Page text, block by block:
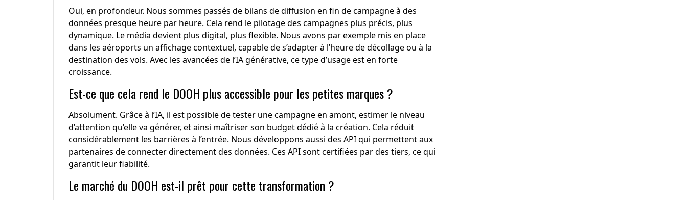
Oui, en profondeur. Nous sommes passés de bilans de diffusion en fin de campagne à des
données presque heure par heure. Cela rend le pilotage des campagnes plus précis, plus
dynamique. Le média devient plus digital, plus flexible. Nous avons par exemple mis en place
dans les aéroports un affichage contextuel, capable de s’adapter à l’heure de décollage ou à la
destination des vols. Avec les avancées de l’IA générative, ce type d’usage est en forte
croissance.
Est-ce que cela rend le DOOH plus accessible pour les petites marques ?
Absolument. Grâce à l’IA, il est possible de tester une campagne en amont, estimer le niveau
d’attention qu’elle va générer, et ainsi maîtriser son budget dédié à la création. Cela réduit
considérablement les barrières à l’entrée. Nous développons aussi des API qui permettent aux
partenaires de connecter directement des données. Ces API sont certifiées par des tiers, ce qui
garantit leur fiabilité.
Le marché du DOOH est-il prêt pour cette transformation ?